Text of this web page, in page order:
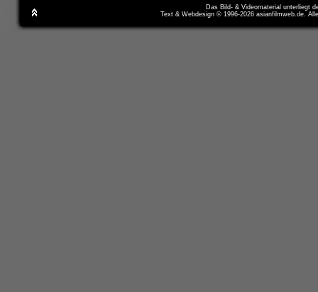
Das Bild- & Videomaterial unterliegt
Text & Webdesign © 1996-2026 asianfilmweb.de.